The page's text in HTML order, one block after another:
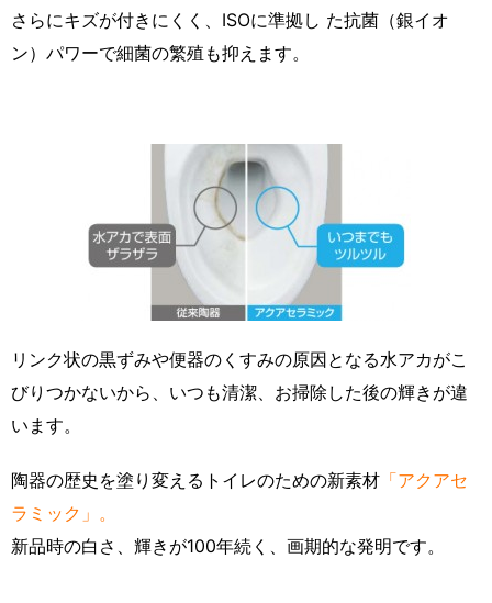
さらにキズが付きにくく、ISOに準拠し た抗菌（銀イオ
ン）パワーで細菌の繁殖も抑えます。
リンク状の黒ずみや便器のくすみの原因となる水アカがこ
びりつかないから、いつも清潔、お掃除した後の輝きが違
います。
陶器の歴史を塗り変えるトイレのための新素材 「アクアセ
ラミック」。
新品時の白さ、輝きが100年続く、画期的な発明です。